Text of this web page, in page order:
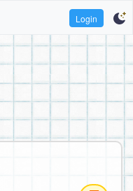
Login